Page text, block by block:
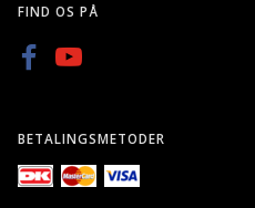
FIND OS PÅ
BETALINGSMETODER